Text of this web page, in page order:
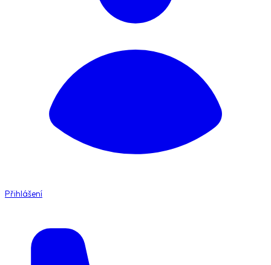
Přihlášení